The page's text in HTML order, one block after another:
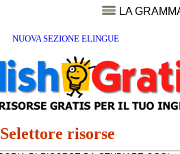
LA
NUOVA SEZIONE ELINGUE
Selettore risorse